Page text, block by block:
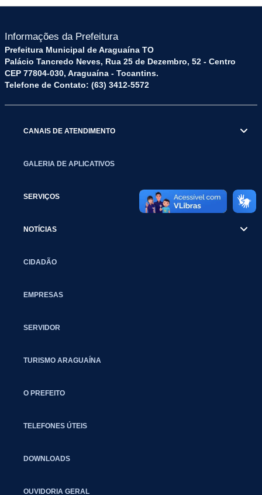
Informações da Prefeitura
Prefeitura Municipal de Araguaína TO
Palácio Tancredo Neves, Rua 25 de Dezembro, 52 - Centro
CEP 77804-030, Araguaína - Tocantins.
Telefone de Contato: (63) 3412-5572
CANAIS DE ATENDIMENTO
GALERIA DE APLICATIVOS
SERVIÇOS
NOTÍCIAS
CIDADÃO
EMPRESAS
SERVIDOR
TURISMO ARAGUAÍNA
O PREFEITO
TELEFONES ÚTEIS
DOWNLOADS
OUVIDORIA GERAL